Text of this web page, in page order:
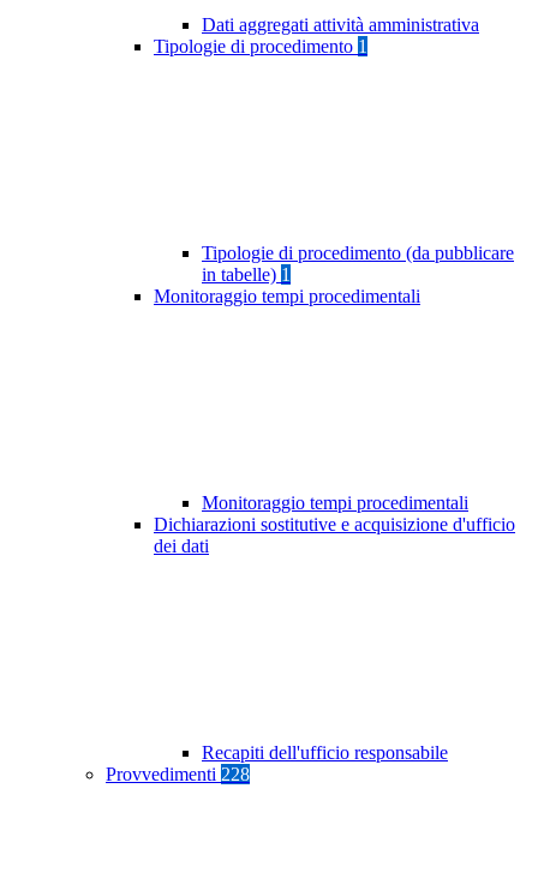
Dati aggregati attività amministrativa
Tipologie di procedimento 1
Tipologie di procedimento (da pubblicare
in tabelle) 1
Monitoraggio tempi procedimentali
Monitoraggio tempi procedimentali
Dichiarazioni sostitutive e acquisizione d'ufficio
dei dati
Recapiti dell'ufficio responsabile
Provvedimenti 228